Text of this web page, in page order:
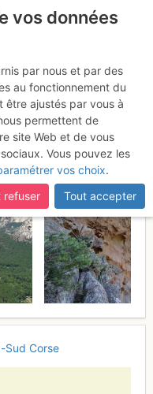
: U
Sud Corse
vos données
par nous et par des
au fonctionnement du
être ajustés par vous à
permettent de
site Web et de vous
Vous pouvez les
vos choix.
refuser
Tout accepter